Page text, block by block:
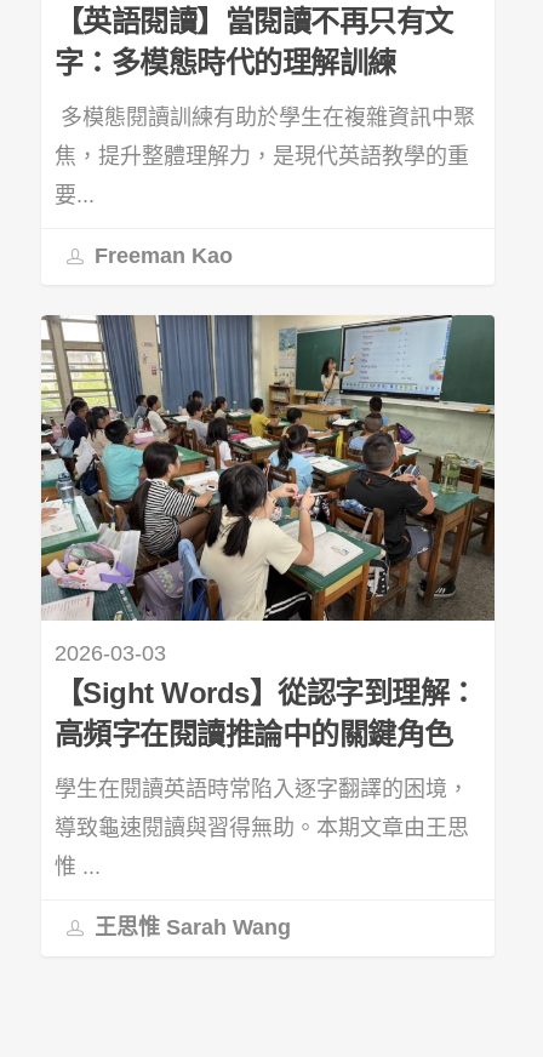
【英語閱讀】當閱讀不再只有文
字：多模態時代的理解訓練
多模態閱讀訓練有助於學生在複雜資訊中聚
焦，提升整體理解力，是現代英語教學的重
要...
Freeman Kao
2026-03-03
【Sight Words】從認字到理解：
高頻字在閱讀推論中的關鍵角色
學生在閱讀英語時常陷入逐字翻譯的困境，
導致龜速閱讀與習得無助。本期文章由王思
惟 ...
王思惟 Sarah Wang